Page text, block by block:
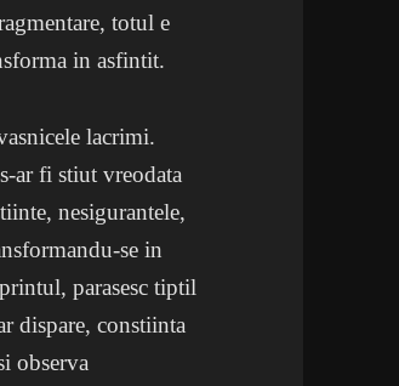
totul e
in asfintit.
lacrimi.
ar fi stiut vreodata
nesigurantele,
se in
parasesc tiptil
dispare, constiinta
observa